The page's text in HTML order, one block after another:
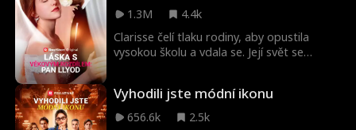
1.3M
4.4k
Clarisse čelí tlaku rodiny, aby opustila
vysokou školu a vdala se. Její svět se
podvodu. Když se dozví o jejích finančních
problémech, nabídne jí peníze výměnou za
Vyhodili jste módní ikonu
656.6k
2.5k